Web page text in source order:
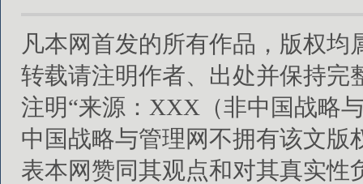
凡本网首发的所有作品，版权
转载请注明作者、出处并保持完
注明“来源：XXX（非中国战略
中国战略与管理网不拥有该文
表本网赞同其观点和对其真实